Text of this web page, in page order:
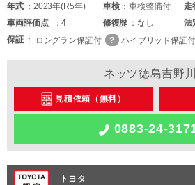
年式 2023年(R5年) 車検 車検整備付 走
車両評価点 4 修復歴 なし 法
保証
ロングラン保証付 ハイブリッド保証付
ネッツ徳島吉野
見積依頼（無料）
0883-24-
トヨタ